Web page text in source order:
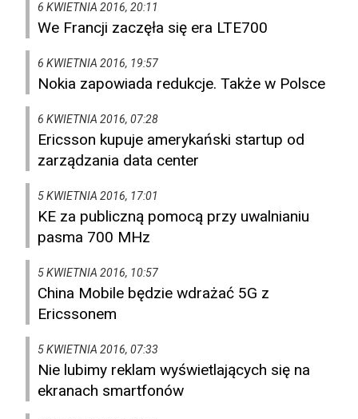
6 KWIETNIA 2016, 20:11
We Francji zaczęła się era LTE700
6 KWIETNIA 2016, 19:57
Nokia zapowiada redukcje. Także w Polsce
6 KWIETNIA 2016, 07:28
Ericsson kupuje amerykański startup od
zarządzania data center
5 KWIETNIA 2016, 17:01
KE za publiczną pomocą przy uwalnianiu
pasma 700 MHz
5 KWIETNIA 2016, 10:57
China Mobile będzie wdrażać 5G z
Ericssonem
5 KWIETNIA 2016, 07:33
Nie lubimy reklam wyświetlających się na
ekranach smartfonów